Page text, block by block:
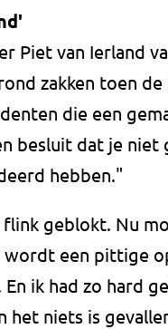
Piet van Ierland
zakken toen
die een
besluit dat je
hebben."
flink geblokt. Nu
wordt een pittige
ik had zo hard
het niets is